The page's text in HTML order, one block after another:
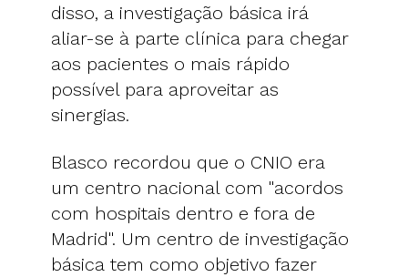
disso, a investigação básica irá
aliar-se à parte clínica para chegar
aos pacientes o mais rápido
possível para aproveitar as
sinergias.
Blasco recordou que o CNIO era
um centro nacional com "acordos
com hospitais dentro e fora de
Madrid". Um centro de investigação
básica tem como objetivo fazer